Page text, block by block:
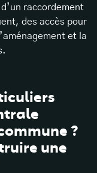
raccordement
des accès pour
et la
?
une